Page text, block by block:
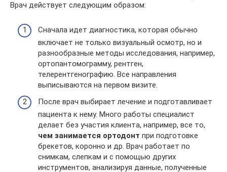
Врач действует следующим образом:
Сначала идет диагностика, которая обычно
включает не только визуальный осмотр, но и
разнообразные методы исследования, например,
ортопантомограмму, рентген,
телерентгенографию. Все направления
выписываются на первом визите.
После врач выбирает лечение и подготавливает
пациента к нему. Много работы специалист
делает без участия клиента, например, все то,
чем занимается ортодонт при подготовке
брекетов, коронно и др. Врач работает по
снимкам, слепкам и с помощью других
инструментов, анализируя данные, полученные